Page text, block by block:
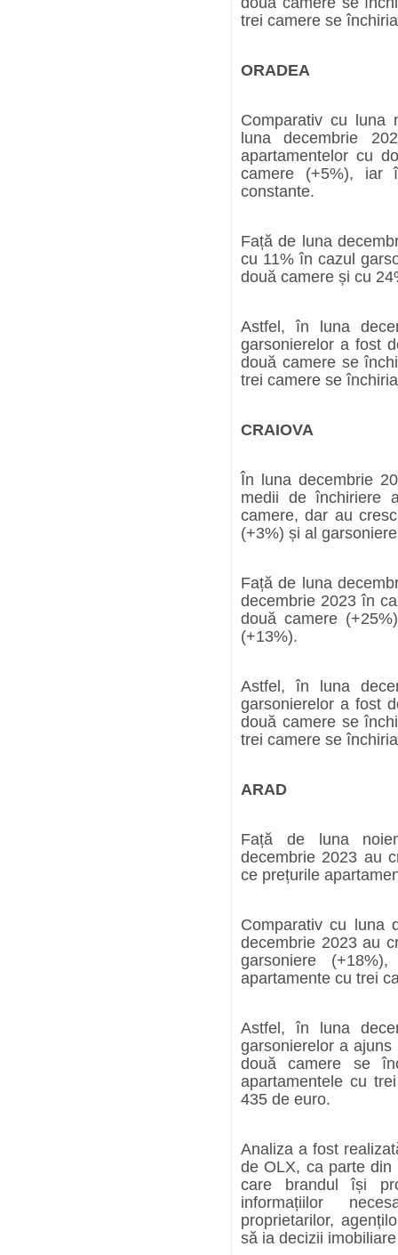
trei camere se
ORADEA
Comparativ cu luna
luna decembrie
apartamentelor cu
camere (+5%), iar
constante.
Față de luna
cu 11% în cazul
două camere și cu
Astfel, în luna
garsonierelor a fost
două camere se
trei camere se
CRAIOVA
În luna decembrie
medii de închiriere
camere, dar au
(+3%) și al
Față de luna
decembrie 2023 în
două camere
(+13%).
Astfel, în luna
garsonierelor a fost
două camere se
trei camere se
ARAD
Față de luna
decembrie 2023 au
ce prețurile
Comparativ cu luna
decembrie 2023 au
garsoniere
apartamente cu trei
Astfel, în luna
garsonierelor a
două camere se
apartamentele cu
435 de euro.
Analiza a fost
de OLX, ca parte
care brandul își
informațiilor
proprietarilor,
să ia decizii